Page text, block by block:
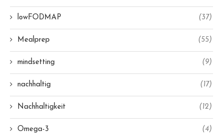
lowFODMAP (37)
Mealprep (55)
mindsetting (9)
nachhaltig (17)
Nachhaltigkeit (12)
Omega-3 (4)